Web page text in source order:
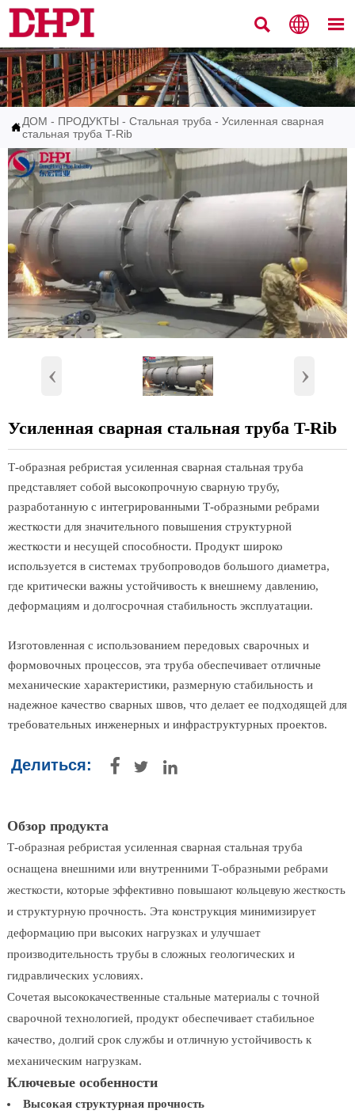
  
ДОМ - ПРОДУКТЫ -Стальная труба -Усиленная сварная
стальная труба T-Rib
‹ ›
Усиленная сварная стальная труба T-Rib
Т-образная ребристая усиленная сварная стальная труба
представляет собой высокопрочную сварную трубу,
разработанную с интегрированными Т-образными ребрами
жесткости для значительного повышения структурной
жесткости и несущей способности. Продукт широко
используется в системах трубопроводов большого диаметра,
где критически важны устойчивость к внешнему давлению,
деформациям и долгосрочная стабильность эксплуатации.
Изготовленная с использованием передовых сварочных и
формовочных процессов, эта труба обеспечивает отличные
механические характеристики, размерную стабильность и
надежное качество сварных швов, что делает ее подходящей для
требовательных инженерных и инфраструктурных проектов.
Делиться:   
Обзор продукта
Т-образная ребристая усиленная сварная стальная труба
оснащена внешними или внутренними Т-образными ребрами
жесткости, которые эффективно повышают кольцевую жесткость
и структурную прочность. Эта конструкция минимизирует
деформацию при высоких нагрузках и улучшает
производительность трубы в сложных геологических и
гидравлических условиях.
Сочетая высококачественные стальные материалы с точной
сварочной технологией, продукт обеспечивает стабильное
качество, долгий срок службы и отличную устойчивость к
механическим нагрузкам.
Ключевые особенности
Высокая структурная прочность